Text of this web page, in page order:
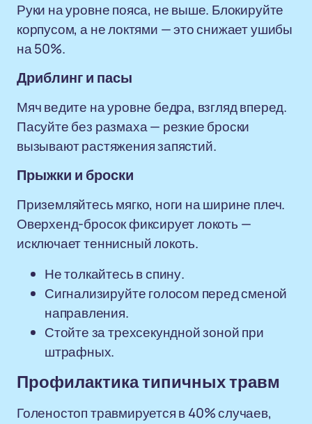
Руки на уровне пояса, не выше. Блокируйте
корпусом, а не локтями — это снижает ушибы
на 50%.
Дриблинг и пасы
Мяч ведите на уровне бедра, взгляд вперед.
Пасуйте без размаха — резкие броски
вызывают растяжения запястий.
Прыжки и броски
Приземляйтесь мягко, ноги на ширине плеч.
Оверхенд-бросок фиксирует локоть —
исключает теннисный локоть.
Не толкайтесь в спину.
Сигнализируйте голосом перед сменой
направления.
Стойте за трехсекундной зоной при
штрафных.
Профилактика типичных травм
Голеностоп травмируется в 40% случаев,